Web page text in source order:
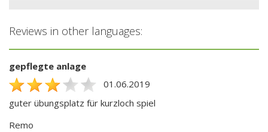
Reviews in other languages:
gepflegte anlage
01.06.2019
guter übungsplatz für kurzloch spiel
Remo